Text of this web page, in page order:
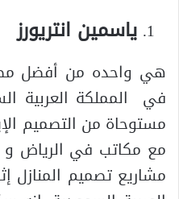
ياسمين انتريورز
هي واحده من أفضل
في المملكة العربية
مستوحاة من التصميم
مع مكاتب في الرياض و
مشاريع تصميم المنازل